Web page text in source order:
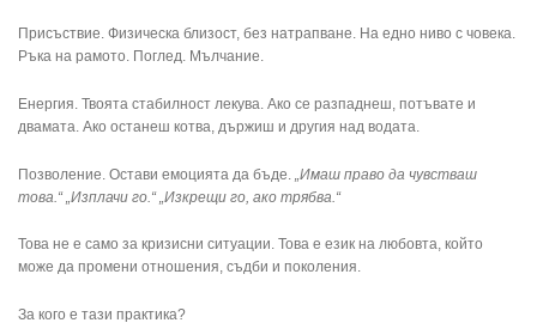
Присъствие. Физическа близост, без натрапване. На едно ниво с човека.
Ръка на рамото. Поглед. Мълчание.
Енергия. Твоята стабилност лекува. Ако се разпаднеш, потъвате и
двамата. Ако останеш котва, държиш и другия над водата.
Позволение. Остави емоцията да бъде.
„Имаш право да чувстваш
това.“ „Изплачи го.“ „Изкрещи го, ако трябва.“
Това не е само за кризисни ситуации. Това е език на любовта, който
може да промени отношения, съдби и поколения.
За кого е тази практика?